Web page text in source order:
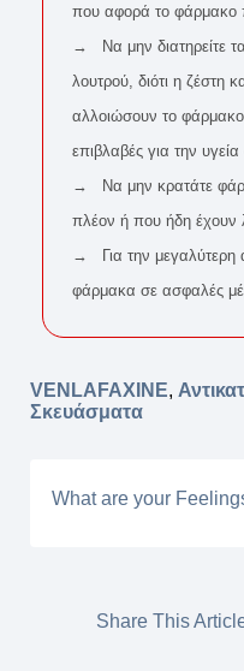
που αφορά το φάρμακο
→ Να μην διατηρείτε
λουτρού, διότι η ζέστη
αλλοιώσουν το
επιβλαβές για την υγεία
→ Να μην κρατάτε
πλέον ή που ήδη έχουν
→ Για την μεγαλύτερη
φάρμακα σε ασφαλές
VENLAFAXINE,
Σκευάσματα
What are your
Share This